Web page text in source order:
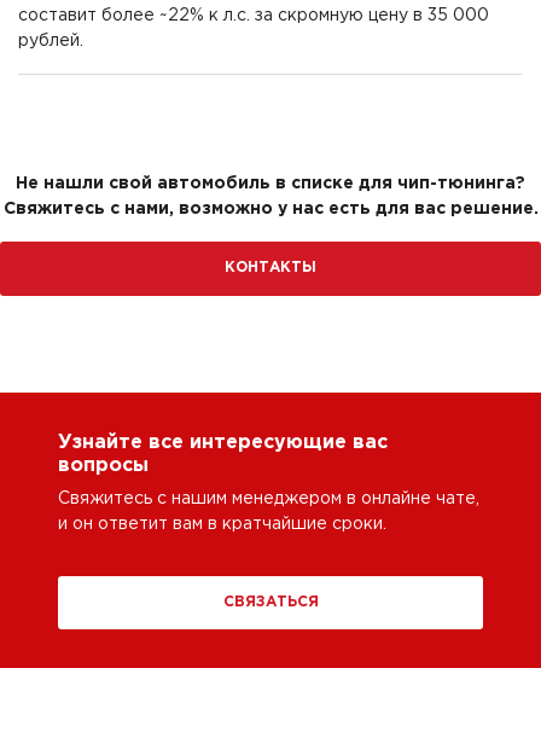
составит более ~22% к л.с. за скромную цену в 35 000
рублей.
Не нашли свой автомобиль в списке для чип-тюнинга?
Свяжитесь с нами, возможно у нас есть для вас решение.
КОНТАКТЫ
Узнайте все интересующие вас
вопросы
Свяжитесь с нашим менеджером в онлайне чате,
и он ответит вам в кратчайшие сроки.
СВЯЗАТЬСЯ